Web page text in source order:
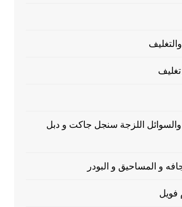
اللزجة سنجل جاكت و دبل
و المساحيق و البودر
فويل